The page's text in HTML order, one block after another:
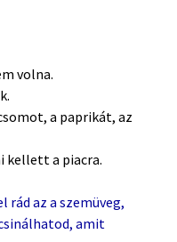
volna.
a paprikát, az
kellett a piacra.
rád az a szemüveg,
amit